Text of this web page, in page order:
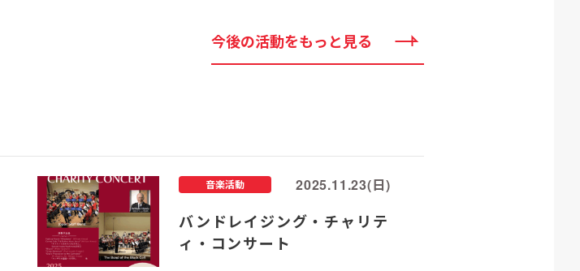
今後の活動をもっと見る
バンドレイジング・チャリテ
ィ・コンサート
音楽活動 2025.11.23(日)